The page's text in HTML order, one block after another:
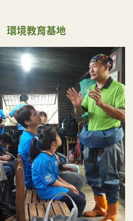
環境教育基地